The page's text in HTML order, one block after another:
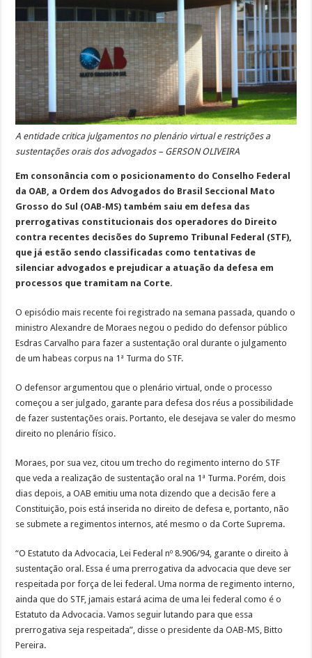
A entidade critica julgamentos no plenário virtual e restrições a
sustentações orais dos advogados – GERSON OLIVEIRA
Em consonância com o posicionamento do Conselho Federal
da OAB, a Ordem dos Advogados do Brasil Seccional Mato
Grosso do Sul (OAB-MS) também saiu em defesa das
prerrogativas constitucionais dos operadores do Direito
contra recentes decisões do Supremo Tribunal Federal (STF),
que já estão sendo classificadas como tentativas de
silenciar advogados e prejudicar a atuação da defesa em
processos que tramitam na Corte.
O episódio mais recente foi registrado na semana passada, quando o
ministro Alexandre de Moraes negou o pedido do defensor público
Esdras Carvalho para fazer a sustentação oral durante o julgamento
de um habeas corpus na 1ª Turma do STF.
O defensor argumentou que o plenário virtual, onde o processo
começou a ser julgado, garante para defesa dos réus a possibilidade
de fazer sustentações orais. Portanto, ele desejava se valer do mesmo
direito no plenário físico.
Moraes, por sua vez, citou um trecho do regimento interno do STF
que veda a realização de sustentação oral na 1ª Turma. Porém, dois
dias depois, a OAB emitiu uma nota dizendo que a decisão fere a
Constituição, pois está inserida no direito de defesa e, portanto, não
se submete a regimentos internos, até mesmo o da Corte Suprema.
“O Estatuto da Advocacia, Lei Federal nº 8.906/94, garante o direito à
sustentação oral. Essa é uma prerrogativa da advocacia que deve ser
respeitada por força de lei federal. Uma norma de regimento interno,
ainda que do STF, jamais estará acima de uma lei federal como é o
Estatuto da Advocacia. Vamos seguir lutando para que essa
prerrogativa seja respeitada”, disse o presidente da OAB-MS, Bitto
Pereira.